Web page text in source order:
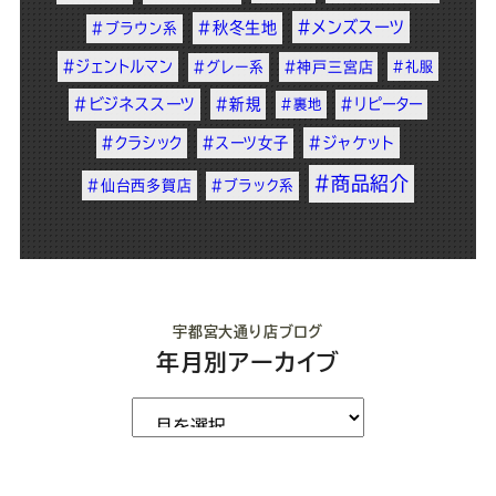
#ブラウン系 #秋冬生地 #メンズスーツ
#ジェントルマン #グレー系 #神戸三宮店 #礼服
#ビジネススーツ #新規 #裏地 #リピーター
#クラシック #スーツ女子 #ジャケット
#仙台西多賀店 #ブラック系 #商品紹介
宇都宮大通り店ブログ
年月別アーカイブ